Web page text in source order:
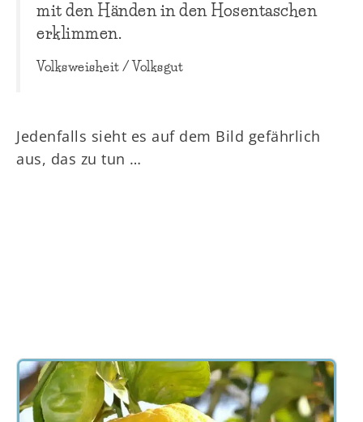
mit den Händen in den Hosentaschen
erklimmen.
Volksweisheit / Volksgut
Jedenfalls sieht es auf dem Bild gefährlich
aus, das zu tun …